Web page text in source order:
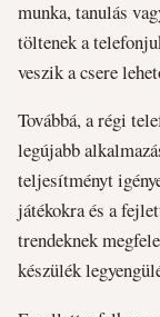
munka, tanulás
töltenek a
veszik a csere
Továbbá, a régi
legújabb
teljesítményt
játékokra és a
trendeknek
készülék